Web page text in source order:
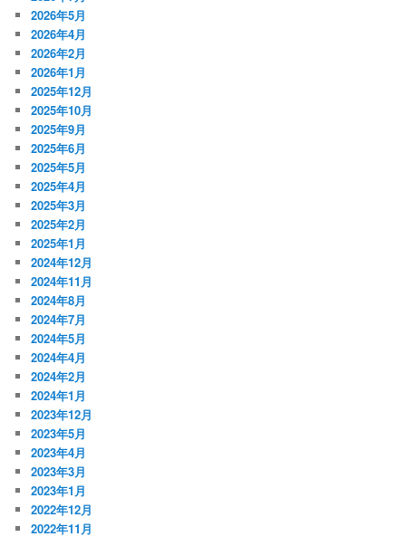
2026年5月
2026年4月
2026年2月
2026年1月
2025年12月
2025年10月
2025年9月
2025年6月
2025年5月
2025年4月
2025年3月
2025年2月
2025年1月
2024年12月
2024年11月
2024年8月
2024年7月
2024年5月
2024年4月
2024年2月
2024年1月
2023年12月
2023年5月
2023年4月
2023年3月
2023年1月
2022年12月
2022年11月